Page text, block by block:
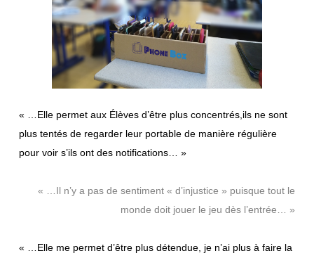
« …Elle permet aux Élèves d’être plus concentrés,ils ne sont
plus tentés de regarder leur portable de manière régulière
pour voir s’ils ont des notifications… »
« …Il n’y a pas de sentiment « d’injustice » puisque tout le
monde doit jouer le jeu dès l’entrée… »
« …Elle me permet d’être plus détendue, je n’ai plus à faire la